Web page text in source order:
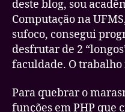
deste blog, sou
Computação na
sufoco, consegui
desfrutar de 2
faculdade. O
Para quebrar o
funções em PHP